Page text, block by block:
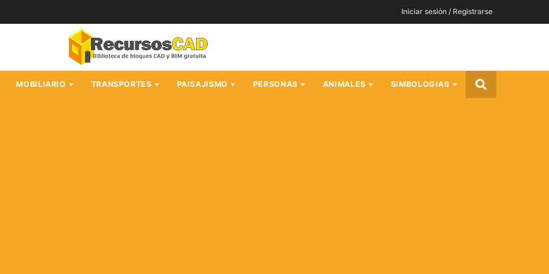
Iniciar sesión / Registrarse
MOBILIARIO TRANSPORTES PAISAJISMO PERSONAS ANIMALES SIMBOLOGIAS